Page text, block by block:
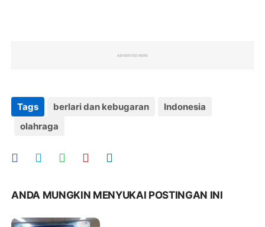
Tags berlari dan kebugaran
Indonesia
olahraga
ANDA MUNGKIN MENYUKAI POSTINGAN INI